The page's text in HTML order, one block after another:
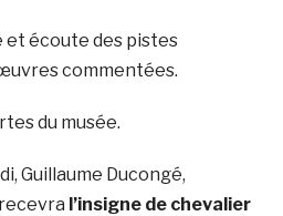
et écoute des pistes
commentées.
du musée.
Guillaume Ducongé,
l’insigne de chevalier